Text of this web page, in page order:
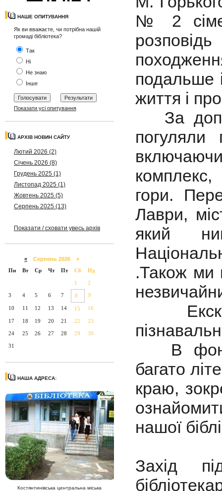
НАШЕ ОПИТУВАННЯ
Як ви вважаєте, чи потрібна нашій
громаді бібліотека?
Так
Ні
Не знаю
Інше
Показати усі опитування
АРХІВ НОВИН САЙТУ
Лютий 2026 (2)
Січень 2026 (8)
Грудень 2025 (1)
Листопад 2025 (1)
Жовтень 2025 (5)
Серпень 2025 (13)
Показати / сховати увесь архів
« Серпень 2026 »
Пн
Вт Ср Чт Пт Сб Нд
1 2
3 4 5 6 7 8 9
10 11 12 13 14 15 16
17 18 19 20 21 22 23
24 25 26 27 28 29 30
31
НАША АДРЕСА:
Костянтинівська центральна міська
№ 2
подальше
життя і
За
погуляли
гори.
Лаври,
який
.Також ми
В
багато
краю,
нашої
Захід